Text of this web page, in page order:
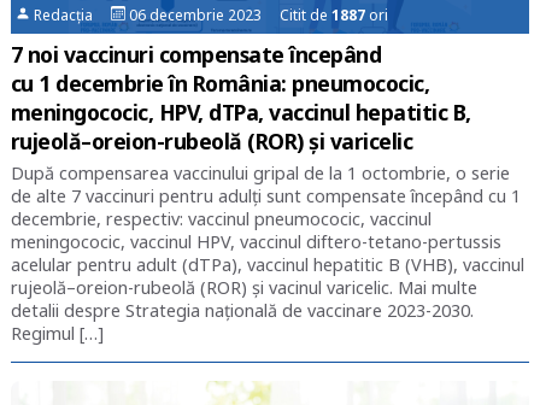
Redacția 06 decembrie 2023 Citit de1887 ori
7 noi vaccinuri compensate începând
cu 1 decembrie în România: pneumococic,
meningococic, HPV, dTPa, vaccinul hepatitic B,
rujeolă–oreion-rubeolă (ROR) și varicelic
După compensarea vaccinului gripal de la 1 octombrie, o serie
de alte 7 vaccinuri pentru adulți sunt compensate începând cu 1
decembrie, respectiv: vaccinul pneumococic, vaccinul
meningococic, vaccinul HPV, vaccinul diftero-tetano-pertussis
acelular pentru adult (dTPa), vaccinul hepatitic B (VHB), vaccinul
rujeolă–oreion-rubeolă (ROR) și vacinul varicelic. Mai multe
detalii despre Strategia națională de vaccinare 2023-2030.
Regimul […]